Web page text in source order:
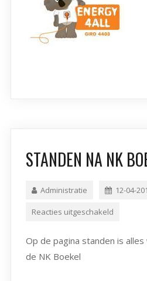
STANDEN NA NK
Administratie 12-04-
Reacties uitgeschakeld
Op de pagina standen is
de NK Boekel